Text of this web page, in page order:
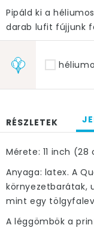
Pipáld ki a
darab lufit fújjunk
RÉSZLETEK
Mérete: 11 inch (28
Anyaga: latex. A
környezetbarátak,
mint egy
A léggömbök a